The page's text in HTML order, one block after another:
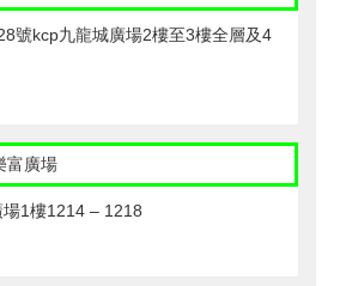
號kcp九龍城廣場2樓至3樓全層及4
富廣場
1樓1214 – 1218